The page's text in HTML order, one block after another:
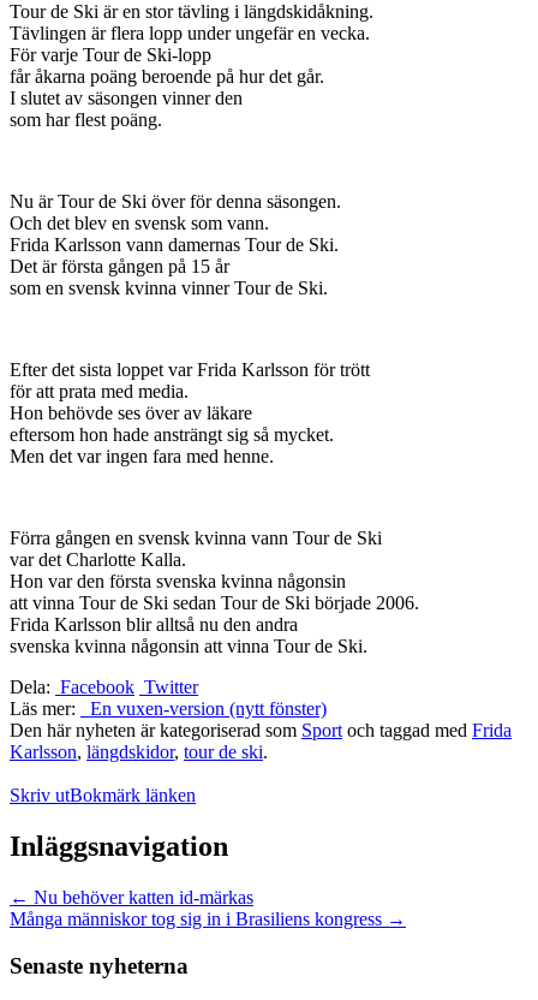
Tour de Ski är en stor tävling i längdskidåkning.
Tävlingen är flera lopp under ungefär en vecka.
För varje Tour de Ski-lopp
får åkarna poäng beroende på hur det går.
I slutet av säsongen vinner den
som har flest poäng.
Nu är Tour de Ski över för denna säsongen.
Och det blev en svensk som vann.
Frida Karlsson vann damernas Tour de Ski.
Det är första gången på 15 år
som en svensk kvinna vinner Tour de Ski.
Efter det sista loppet var Frida Karlsson för trött
för att prata med media.
Hon behövde ses över av läkare
eftersom hon hade ansträngt sig så mycket.
Men det var ingen fara med henne.
Förra gången en svensk kvinna vann Tour de Ski
var det Charlotte Kalla.
Hon var den första svenska kvinna någonsin
att vinna Tour de Ski sedan Tour de Ski började 2006.
Frida Karlsson blir alltså nu den andra
svenska kvinna någonsin att vinna Tour de Ski.
Dela: Facebook Twitter
Läs mer:
En vuxen-version (nytt fönster)
Den här nyheten är kategoriserad som Sport och taggad med Frida
Karlsson, längdskidor, tour de ski.
Skriv utBokmärk länken
Inläggsnavigation
← Nu behöver katten id-märkas
Många människor tog sig in i Brasiliens kongress →
Senaste nyheterna